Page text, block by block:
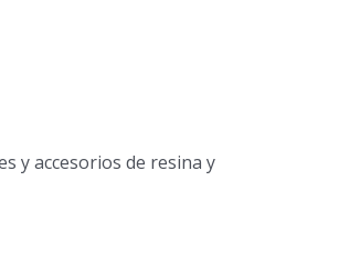
y accesorios de resina y